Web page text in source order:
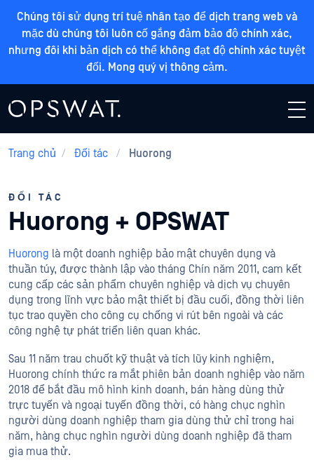
Chúng tôi sử dụng trí tuệ nhân tạo để dịch trang web và
mặc dù chúng tôi luôn cố gắng đảm bảo độ chính xác,
nhưng đôi khi bản dịch có thể không đạt độ chính xác tuyệt
đối. Mong quý vị thông cảm.
Trang chủ / Đối tác / Huorong
ĐỐI TÁC
Huorong + OPSWAT
Huorong là một doanh nghiệp bảo mật chuyên dụng và
thuần túy, được thành lập vào tháng Chín năm 2011, cam kết
cung cấp các sản phẩm chuyên nghiệp và dịch vụ chuyên
dụng trong lĩnh vực bảo mật thiết bị đầu cuối, đồng thời liên
tục trao quyền cho công cụ chống vi rút bên ngoài và các
công nghệ tự phát triển liên quan khác.
Sau 11 năm trau chuốt kỹ thuật và tích lũy kinh nghiệm,
Huorong chính thức ra mắt phiên bản doanh nghiệp vào năm
2018 để bắt đầu mô hình kinh doanh, bán hàng dùng thử
trực tuyến và ngoại tuyến đồng thời, có hàng chục nghìn
người dùng doanh nghiệp tham gia dùng thử chỉ trong hai
năm, hàng chục nghìn người dùng doanh nghiệp đã tham
gia mua thử.